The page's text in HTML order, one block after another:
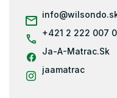
info@
+421 2 222 007
Ja-A-Matrac.Sk
jaamatrac